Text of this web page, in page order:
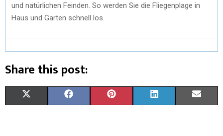
und natürlichen Feinden. So werden Sie die Fliegenplage in
Haus und Garten schnell los.
Share this post: